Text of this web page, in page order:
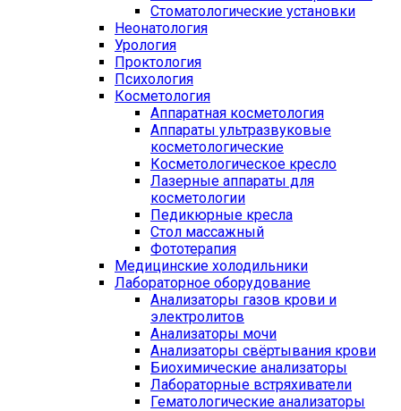
Стоматологические установки
Неонатология
Урология
Проктология
Психология
Косметология
Аппаратная косметология
Аппараты ультразвуковые
косметологические
Косметологическое кресло
Лазерные аппараты для
косметологии
Педикюрные кресла
Стол массажный
Фототерапия
Медицинские холодильники
Лабораторное оборудование
Анализаторы газов крови и
электролитов
Анализаторы мочи
Анализаторы свёртывания крови
Биохимические анализаторы
Лабораторные встряхиватели
Гематологические анализаторы